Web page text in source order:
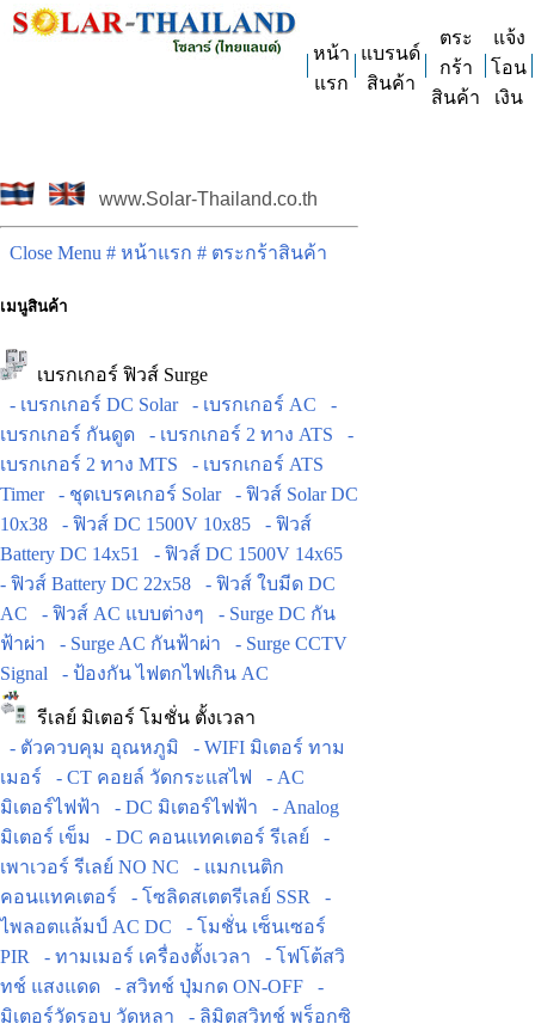
หน้า
แรก
แบรนด์
สินค้า
ตระ
กร้า
สินค้า
แจ้ง
โอน
เงิน
www.Solar-Thailand.co.th
Close Menu # หน้าแรก # ตระกร้าสินค้า
เมนูสินค้า
เบรกเกอร์ ฟิวส์ Surge
- เบรกเกอร์ DC Solar
- เบรกเกอร์ AC
-
เบรกเกอร์ กันดูด
- เบรกเกอร์ 2 ทาง ATS
-
เบรกเกอร์ 2 ทาง MTS
- เบรกเกอร์ ATS
Timer
- ชุดเบรคเกอร์ Solar
- ฟิวส์ Solar DC
10x38
- ฟิวส์ DC 1500V 10x85
- ฟิวส์
Battery DC 14x51
- ฟิวส์ DC 1500V 14x65
- ฟิวส์ Battery DC 22x58
- ฟิวส์ ใบมีด DC
AC
- ฟิวส์ AC แบบต่างๆ
- Surge DC กัน
ฟ้าผ่า
- Surge AC กันฟ้าผ่า
- Surge CCTV
Signal
- ป้องกัน ไฟตกไฟเกิน AC
รีเลย์ มิเตอร์ โมชั่น ตั้งเวลา
- ตัวควบคุม อุณหภูมิ
- WIFI มิเตอร์ ทาม
เมอร์
- CT คอยล์ วัดกระแสไฟ
- AC
มิเตอร์ไฟฟ้า
- DC มิเตอร์ไฟฟ้า
- Analog
มิเตอร์ เข็ม
- DC คอนแทคเตอร์ รีเลย์
-
เพาเวอร์ รีเลย์ NO NC
- แมกเนติก
คอนแทคเตอร์
- โซลิดสเตตรีเลย์ SSR
-
ไพลอตแล้มป์ AC DC
- โมชั่น เซ็นเซอร์
PIR
- ทามเมอร์ เครื่องตั้งเวลา
- โฟโต้สวิ
ทช์ แสงแดด
- สวิทช์ ปุ่มกด ON-OFF
-
มิเตอร์วัดรอบ วัดหลา
- ลิมิตสวิทช์ พร็อกซิ